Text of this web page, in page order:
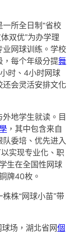
所全日制“省校
双优”为办学理
业网球训练。学校
，每个年级分提舞
时、4小时网球
还会灵活安排文化
地学生就读。目
，其中包含来自
委培、优先进入
实现专业化、职
生在全国性网球
牌40枚。
株“网球小苗”带
场，湖北省网個